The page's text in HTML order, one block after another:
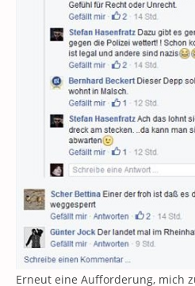
Erneut eine Aufforderung, mich